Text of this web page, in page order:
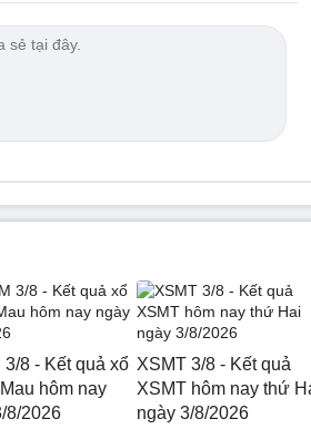
3/8 - Kết quả xổ
hôm nay
8/2026
XSMT 3/8 - Kết quả
XSMT hôm nay thứ
ngày 3/8/2026